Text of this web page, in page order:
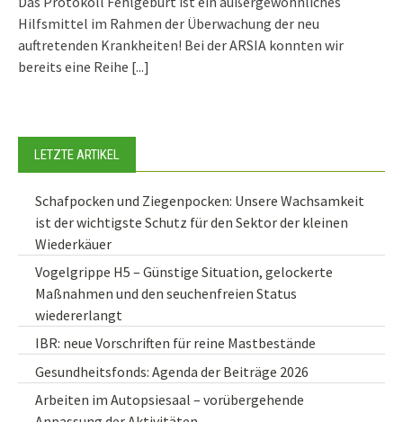
Hilfsmittel im Rahmen der Überwachung der neu
auftretenden Krankheiten! Bei der ARSIA konnten wir
bereits eine Reihe [...]
LETZTE ARTIKEL
Schafpocken und Ziegenpocken: Unsere Wachsamkeit
ist der wichtigste Schutz für den Sektor der kleinen
Wiederkäuer
Vogelgrippe H5 – Günstige Situation, gelockerte
Maßnahmen und den seuchenfreien Status
wiedererlangt
IBR: neue Vorschriften für reine Mastbestände
Gesundheitsfonds: Agenda der Beiträge 2026
Arbeiten im Autopsiesaal – vorübergehende